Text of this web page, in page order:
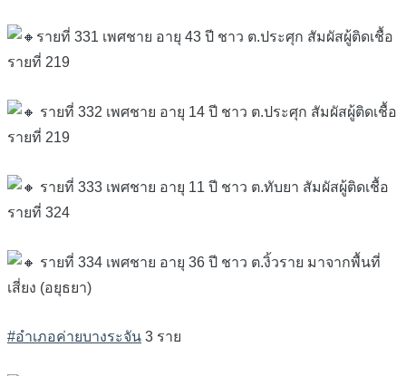
รายที่ 331 เพศชาย อายุ 43 ปี ชาว ต.ประศุก สัมผัสผู้ติดเชื้อ
รายที่ 219
รายที่ 332 เพศชาย อายุ 14 ปี ชาว ต.ประศุก สัมผัสผู้ติดเชื้อ
รายที่ 219
รายที่ 333 เพศชาย อายุ 11 ปี ชาว ต.ทับยา สัมผัสผู้ติดเชื้อ
รายที่ 324
รายที่ 334 เพศชาย อายุ 36 ปี ชาว ต.งิ้วราย มาจากพื้นที่
เสี่ยง (อยุธยา)
#อำเภอค่ายบางระจัน 3 ราย